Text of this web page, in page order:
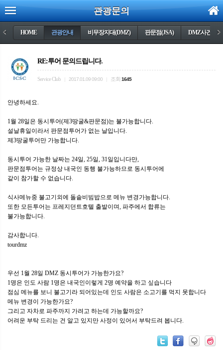
관광문의
< HOME 관광안내 비무장지대(DMZ) 판문점(JSA) DMZ사건들 >
RE:투어 문의드립니다.
Service Club 2017.01.09 09:00 조회 1645
안녕하세요.
1월 28일은 동시투어(제3땅굴&판문점)는 불가능합니다.
설날휴일이라서 판문점투어가 없는 날입니다.
제3땅굴투어만 가능합니다.
동시투어 가능한 날짜는 24일, 25일, 31일입니다만,
판문점투어는 규정상 내국인 동행 불가능하므로 동시투어에
같이 참가할 수 없습니다.
식사메뉴중 불고기외에 돌솥비빔밥으로 메뉴 변경가능합니다.
또한 모든투어는 프레지던트호텔 출발이며, 파주에서 합류는
불가능합니다.
감사합니다.
tourdmz
우선 1월 28일 DMZ 동시투어가 가능한가요?
1명은 인도 사람 1명은 내국인이렇게 2명 예약을 하고 싶습니다
점심 메뉴를 보니 불고기라 되어있는데 인도 사람은 소고기를 먹지 못합니다
메뉴 변경이 가능한가요?
그리고 자차로 파주까지 가려고 하는데 가능할까요?
어려운 부탁 드리는 건 알고 있지만 사정이 있어서 부탁드려 봅니다.